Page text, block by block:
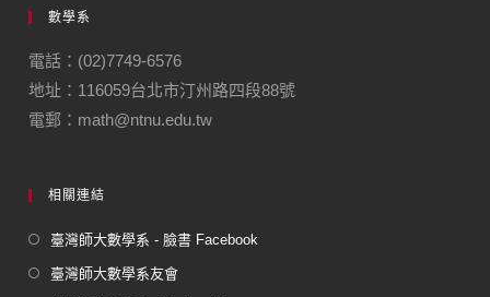
數學系
電話：(02)7749-6576
地址：116059台北市汀州路四段88號
電郵：math@ntnu.edu.tw
相關連結
臺灣師大數學系 - 臉書 Facebook
臺灣師大數學系友會